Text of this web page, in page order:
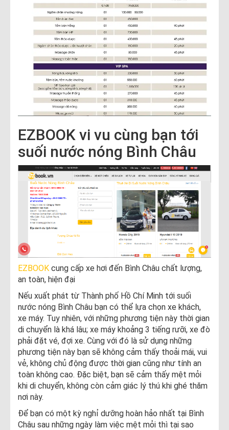
EZBOOK vi vu cùng bạn tới
suối nước nóng Bình Châu
EZBOOK cung cấp xe hơi đến Bình Châu chất lượng,
an toàn, hiện đại
Nếu xuất phát từ Thành phố Hồ Chí Minh tới suối
nước nóng Bình Châu bạn có thể lựa chọn xe khách,
xe máy. Tuy nhiên, với những phương tiện này thời gian
di chuyển là khá lâu; xe máy khoảng 3 tiếng rưỡi, xe đò
phải đặt vé, đợi xe. Cùng với đó là sử dụng những
phương tiện này bạn sẽ không cảm thấy thoải mái, vui
vẻ, không chủ động được thời gian cũng như tính an
toàn không cao. Đặc biệt, bạn sẽ cảm thấy mệt mỏi
khi di chuyển, không còn cảm giác lý thú khi ghé thăm
nơi này.
Để bạn có một kỳ nghỉ dưỡng hoàn hảo nhất tại Bình
Châu sau những ngày làm việc mệt mỏi thì tại sao